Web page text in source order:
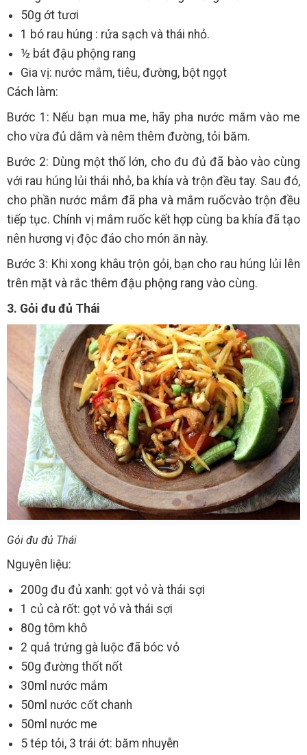
50g ớt tươi
1 bó rau húng : rửa sạch và thái nhỏ.
½ bát đậu phộng rang
Gia vị: nước mắm, tiêu, đường, bột ngọt
Cách làm:
Bước 1: Nếu bạn mua me, hãy pha nước mắm vào me
cho vừa đủ dằm và nêm thêm đường, tỏi băm.
Bước 2: Dùng một thố lớn, cho đu đủ đã bào vào cùng
với rau húng lủi thái nhỏ, ba khía và trộn đều tay. Sau đó,
cho phần nước mắm đã pha và mắm ruốcvào trộn đều
tiếp tục. Chính vị mắm ruốc kết hợp cùng ba khía đã tạo
nên hương vị độc đáo cho món ăn này.
Bước 3: Khi xong khâu trộn gỏi, bạn cho rau húng lủi lên
trên mặt và rắc thêm đậu phộng rang vào cùng.
3. Gỏi đu đủ Thái
Gỏi đu đủ Thái
Nguyên liệu:
200g đu đủ xanh: gọt vỏ và thái sợi
1 củ cà rốt: gọt vỏ và thái sợi
80g tôm khô
2 quả trứng gà luộc đã bóc vỏ
50g đường thốt nốt
30ml nước mắm
50ml nước cốt chanh
50ml nước me
5 tép tỏi, 3 trái ớt: băm nhuyễn